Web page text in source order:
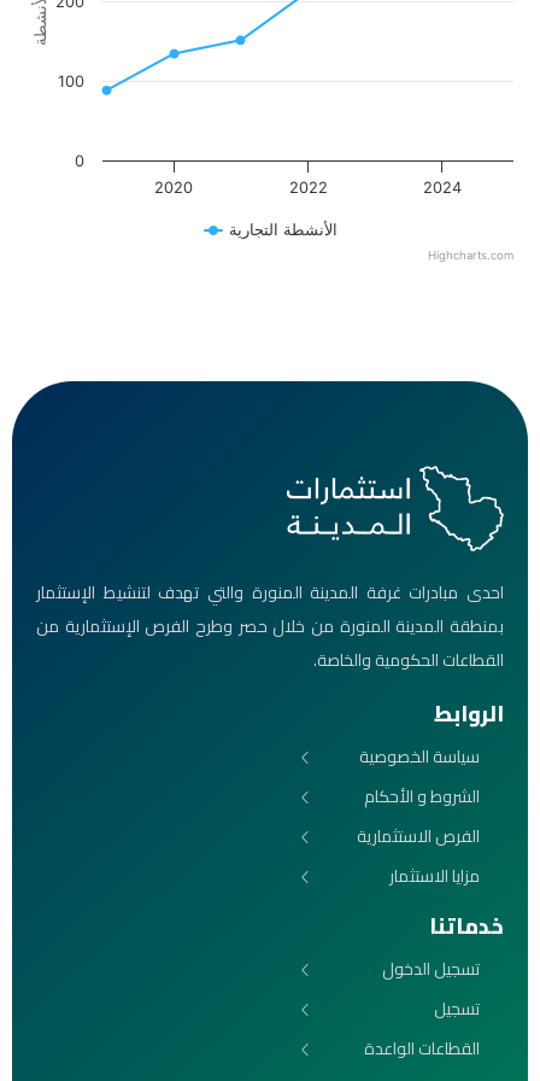
2020 2022 2024
0
100
الأنشطة التجارية
Highcharts.com
احدى مبادرات غرفة المدينة المنورة والتي تهدف لتنشيط الإستثمار
بمنطقة المدينة المنورة من خلال حصر وطرح الفرص الإستثمارية من
القطاعات الحكومية والخاصة.
الروابط
سياسة الخصوصية
الشروط و الأحكام
الفرص الاستثمارية
مزايا الاستثمار
خدماتنا
تسجيل الدخول
تسجيل
القطاعات الواعدة